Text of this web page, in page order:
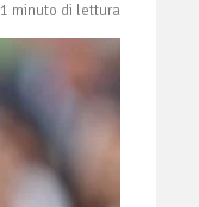
1 minuto di lettura